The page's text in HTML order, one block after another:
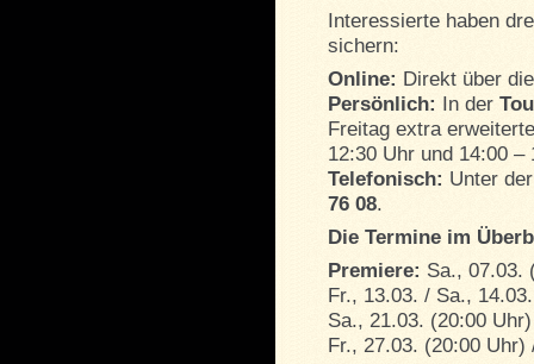
Interessierte haben
sichern:
Online: Direkt über
Persönlich: In der
Freitag extra
12:30 Uhr und 14:00 –
Telefonisch: Unter
76 08.
Die Termine im
Premiere: Sa., 07.03.
Fr., 13.03. / Sa.,
Sa., 21.03. (20:00
Fr., 27.03. (20:00 Uhr)